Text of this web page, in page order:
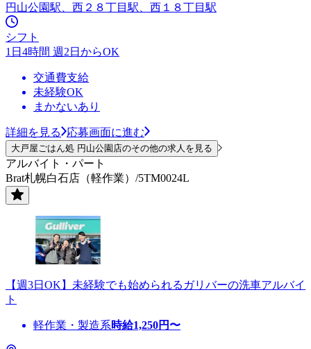
円山公園駅、西２８丁目駅、西１８丁目駅
シフト
1日4時間 週2日からOK
交通費支給
未経験OK
まかないあり
詳細を見る 応募画面に進む
大戸屋ごはん処 円山公園店のその他の求人を見る
アルバイト・パート
Brat札幌白石店（軽作業）/5TM0024L
【週3日OK】未経験でも始められるガリバーの洗車アルバイ
ト
軽作業・製造系時給1,250円〜